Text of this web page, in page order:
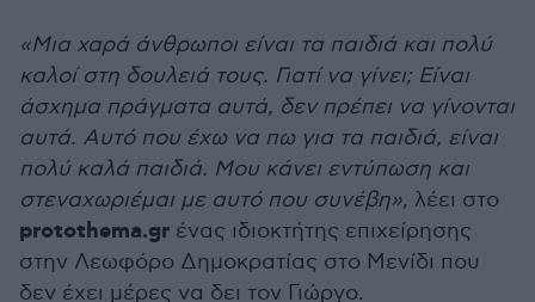
«Μια χαρά άνθρωποι είναι τα παιδιά και πολύ
καλοί στη δουλειά τους. Γιατί να γίνει; Είναι
άσχημα πράγματα αυτά, δεν πρέπει να γίνονται
αυτά. Αυτό που έχω να πω για τα παιδιά, είναι
πολύ καλά παιδιά. Μου κάνει εντύπωση και
στεναχωριέμαι με αυτό που συνέβη», λέει στο
protothema.gr ένας ιδιοκτήτης επιχείρησης
στην Λεωφόρο Δημοκρατίας στο Μενίδι που
δεν έχει μέρες να δει τον Γιώργο.